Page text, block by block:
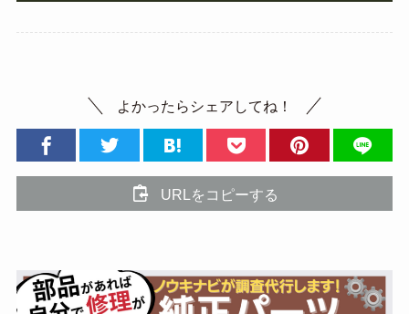
よかったらシェアしてね！
URLをコピーする